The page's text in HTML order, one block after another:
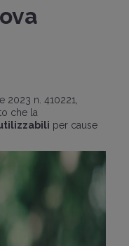
n. 410221,
che la
per cause